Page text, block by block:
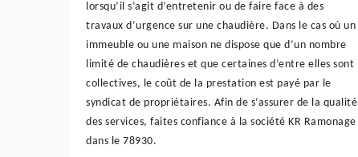
lorsqu’il s’agit d’entretenir ou de faire face à des
travaux d’urgence sur une chaudière. Dans le cas où un
immeuble ou une maison ne dispose que d’un nombre
limité de chaudières et que certaines d’entre elles sont
collectives, le coût de la prestation est payé par le
syndicat de propriétaires. Afin de s’assurer de la qualité
des services, faites confiance à la société KR Ramonage
dans le 78930.